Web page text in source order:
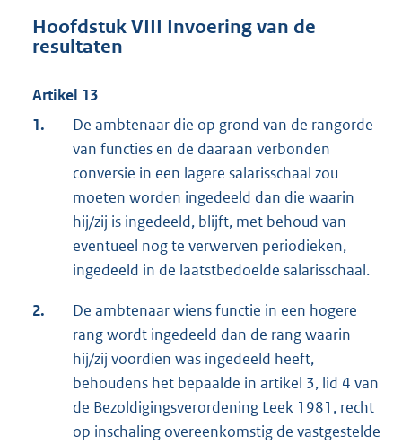
Hoofdstuk VIII Invoering van de
resultaten
Artikel 13
1.
De ambtenaar die op grond van de rangorde
van functies en de daaraan verbonden
conversie in een lagere salarisschaal zou
moeten worden ingedeeld dan die waarin
hij/zij is ingedeeld, blijft, met behoud van
eventueel nog te verwerven periodieken,
ingedeeld in de laatstbedoelde salarisschaal.
2.
De ambtenaar wiens functie in een hogere
rang wordt ingedeeld dan de rang waarin
hij/zij voordien was ingedeeld heeft,
behoudens het bepaalde in artikel 3, lid 4 van
de Bezoldigingsverordening Leek 1981, recht
op inschaling overeenkomstig de vastgestelde